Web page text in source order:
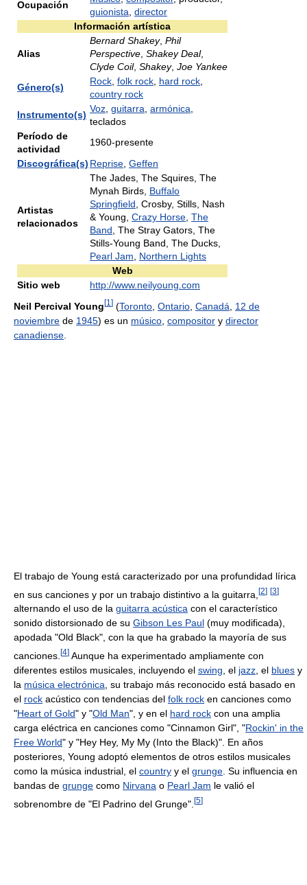
Ocupación
guionista director
Información artística
Alias
Bernard Shakey, Phil
Perspective Shakey Deal,
Clyde Coil, Shakey, Joe Yankee
Género(s)
Rock folk rock hard rock
country rock
Instrumento(s)
Voz guitarra armónica
teclados
Período de
actividad
1960-presente
Discográfica(s) Reprise Geffen
Artistas
relacionados
The Jades, The Squires, The
Mynah Birds, Buffalo
Springfield , Crosby, Stills, Nash
& Young, Crazy Horse The
Band , The Stray Gators, The
Stills-Young Band, The Ducks,
Pearl Jam
Northern Lights
Web
Sitio web
http://www.neilyoung.com
Neil Percival Young[1 ] (Toronto Ontario Canadá
12 de
noviembre de 1945) es un músico compositor y director
canadiense
El trabajo de Young está caracterizado por una profundidad lírica
en sus canciones y por un trabajo distintivo a la guitarra, [2] [3]
alternando el uso de la guitarra acústica con el característico
sonido distorsionado de su Gibson Les Paul (muy modificada),
apodada "Old Black", con la que ha grabado la mayoría de sus
canciones. [4] Aunque ha experimentado ampliamente con
diferentes estilos musicales, incluyendo el swing , el jazz , el blues y
la música electrónica , su trabajo más reconocido está basado en
el rock acústico con tendencias del folk rock en canciones como
"Heart of Gold" y "Old Man", y en el hard rock con una amplia
carga eléctrica en canciones como "Cinnamon Girl", "Rockin' in the
Free World" y "Hey Hey, My My (Into the Black)". En años
posteriores, Young adoptó elementos de otros estilos musicales
como la música industrial, el country y el grunge . Su influencia en
bandas de grunge como Nirvana o Pearl Jam le valió el
sobrenombre de "El Padrino del Grunge". [5]